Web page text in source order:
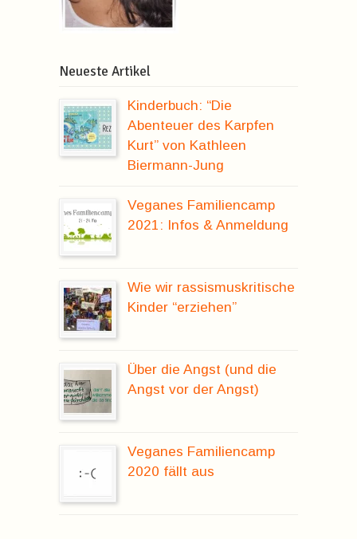
Neueste Artikel
Kinderbuch: “Die
Abenteuer des Karpfen
Kurt” von Kathleen
Biermann-Jung
Veganes Familiencamp
2021: Infos & Anmeldung
Wie wir rassismuskritische
Kinder “erziehen”
Über die Angst (und die
Angst vor der Angst)
Veganes Familiencamp
2020 fällt aus